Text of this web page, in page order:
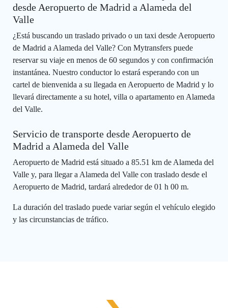
desde Aeropuerto de Madrid a Alameda del
Valle
¿Está buscando un traslado privado o un taxi desde Aeropuerto
de Madrid a Alameda del Valle? Con Mytransfers puede
reservar su viaje en menos de 60 segundos y con confirmación
instantánea. Nuestro conductor lo estará esperando con un
cartel de bienvenida a su llegada en Aeropuerto de Madrid y lo
llevará directamente a su hotel, villa o apartamento en Alameda
del Valle.
Servicio de transporte desde Aeropuerto de
Madrid a Alameda del Valle
Aeropuerto de Madrid está situado a 85.51 km de Alameda del
Valle y, para llegar a Alameda del Valle con traslado desde el
Aeropuerto de Madrid, tardará alrededor de 01 h 00 m.
La duración del traslado puede variar según el vehículo elegido
y las circunstancias de tráfico.